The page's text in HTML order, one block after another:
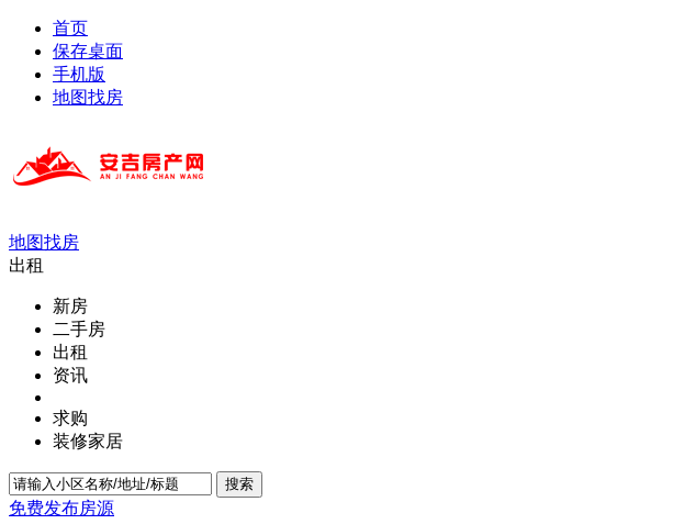
首页
保存桌面
手机版
地图找房
地图找房
出租
新房
二手房
出租
资讯
求购
装修家居
搜索
免费发布房源